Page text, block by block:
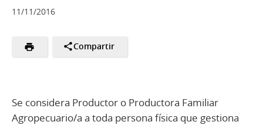
11/11/2016
Compartir
Se considera Productor o Productora Familiar
Agropecuario/a a toda persona física que gestiona